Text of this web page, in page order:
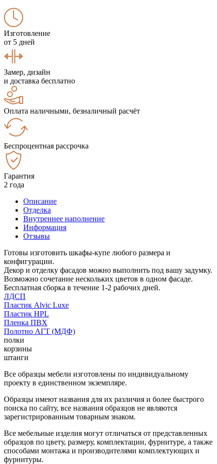
Изготовление
от 5 дней
Замер, дизайн
и доставка бесплатно
Оплата наличными, безналичный расчёт
Беспроцентная рассрочка
Гарантия
2 года
Описание
Отделка
Внутреннее наполнение
Информация
Отзывы
Готовы изготовить шкафы-купе любого размера и
конфигурации.
Декор и отделку фасадов можно выполнить под вашу задумку.
Возможно сочетание нескольких цветов в одном фасаде.
Бесплатная сборка в течение 1-2 рабочих дней.
ЛДСП
Пластик Alvic Luxe
Пластик HPL
Пленка ПВХ
Полотно АГТ (МДФ)
полки
корзины
штанги
Все образцы мебели изготовлены по индивидуальному
проекту в единственном экземпляре.
Образцы имеют названия для их различия и более быстрого
поиска по сайту, все названия образцов не являются
зарегистрированным товарным знаком.
Все мебельные изделия могут отличаться от представленных
образцов по цвету, размеру, комплектации, фурнитуре, а также
способами монтажа и производителями комплектующих и
фурнитуры.